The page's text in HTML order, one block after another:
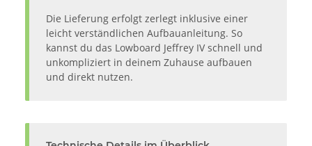
Die Lieferung erfolgt zerlegt inklusive einer
leicht verständlichen Aufbauanleitung. So
kannst du das Lowboard Jeffrey IV schnell und
unkompliziert in deinem Zuhause aufbauen
und direkt nutzen.